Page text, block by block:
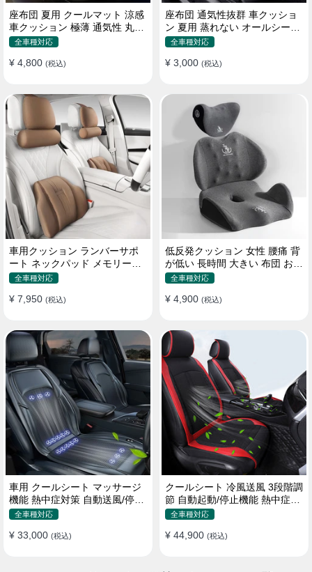
座布団 夏用 クールマット 涼感
車クッション 極薄 通気性 丸洗
いOK すずしい
全車種対応
¥ 4,800 (税込)
座布団 通気性抜群 車クッショ
ン 夏用 蒸れない オールシーズ
ン おしゃれ
全車種対応
¥ 3,000 (税込)
車用クッション ランバーサポ
ート ネックパッド メモリーフ
ォーム 疲労回復
全車種対応
¥ 7,950 (税込)
低反発クッション 女性 腰痛 背
が低い 長時間 大きい 布団 おし
ゃれ 運転 疲労回復
全車種対応
¥ 4,900 (税込)
車用 クールシート マッサージ
機能 熱中症対策 自動送風/停止
機能 24個強力ファン 取付簡単
全車種対応
¥ 33,000 (税込)
クールシート 冷風送風 3段階調
節 自動起動/停止機能 熱中症対
策 夏 暑さ対策 取付簡単
全車種対応
¥ 44,900 (税込)